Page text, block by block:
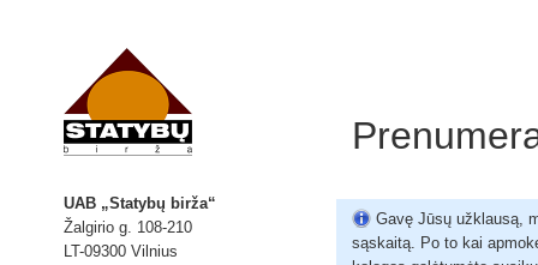
UAB „Statybų birža“
Žalgirio g. 108-210
LT-09300 Vilnius
Gavę Jūsų užklausą,
sąskaitą. Po to kai